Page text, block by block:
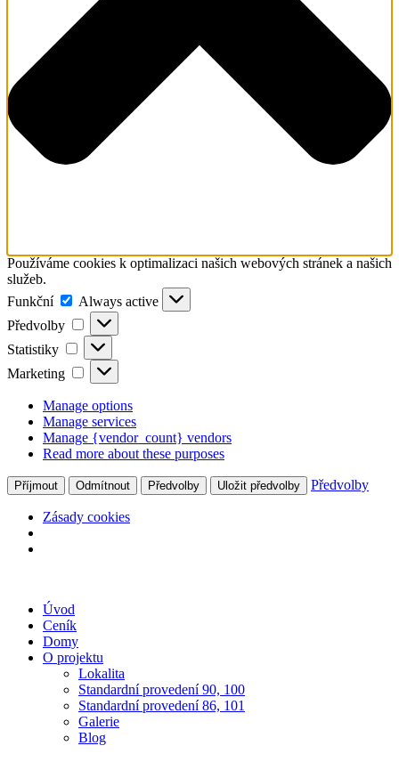
Používáme cookies k optimalizaci našich webových stránek a našich
služeb.
Funkční
Funkční
Always active
Předvolby
Předvolby
Statistiky Statistiky
Marketing Marketing
Manage options
Manage services
Manage {vendor_count} vendors
Read more about these purposes
Příjmout Odmítnout Předvolby Uložit předvolby Předvolby
Zásady cookies
contentÚvod
Ceník
Domy
O projektu
Lokalita
Standardní provedení 90, 100
Standardní provedení 86, 101
Galerie
Blog